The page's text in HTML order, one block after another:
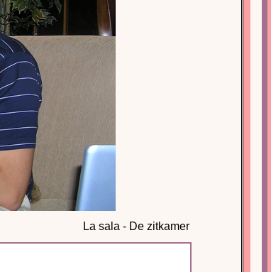
La sala - De zitkamer